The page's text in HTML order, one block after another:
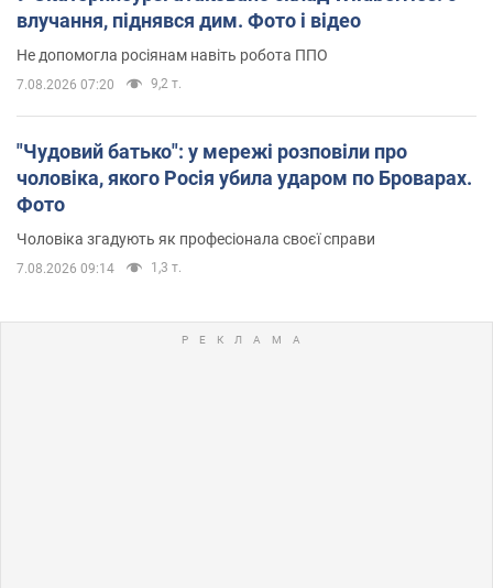
влучання, піднявся дим. Фото і відео
Не допомогла росіянам навіть робота ППО
7.08.2026 07:20 9,2 т.
"Чудовий батько": у мережі розповіли про
чоловіка, якого Росія убила ударом по Броварах.
Фото
Чоловіка згадують як професіонала своєї справи
7.08.2026 09:14 1,3 т.